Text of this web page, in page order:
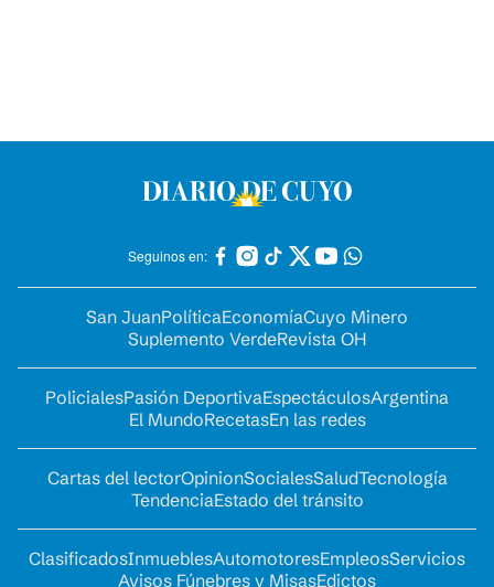
Seguinos en:
San JuanPolíticaEconomíaCuyo Minero
Suplemento VerdeRevista OH
PolicialesPasión DeportivaEspectáculosArgentina
El MundoRecetasEn las redes
Cartas del lectorOpinionSocialesSaludTecnología
TendenciaEstado del tránsito
ClasificadosInmueblesAutomotoresEmpleosServicios
Avisos Fúnebres y MisasEdictos